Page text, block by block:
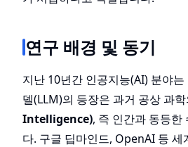
연구 배경 및 동기
지난 10년간 인공지능(AI) 분야
델(LLM)의 등장은 과거 공상 과
Intelligence), 즉 인간과 동등
다. 구글 딥마인드, OpenAI 등